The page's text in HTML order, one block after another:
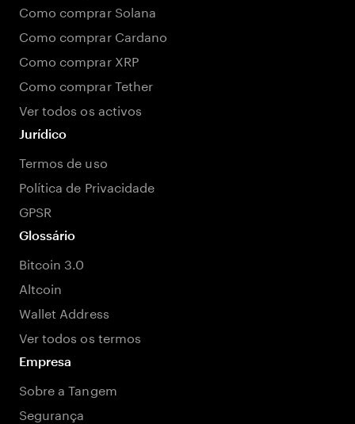
Como comprar Solana
Como comprar Cardano
Como comprar XRP
Como comprar Tether
Ver todos os activos
Jurídico
Termos de uso
Política de Privacidade
GPSR
Glossário
Bitcoin 3.0
Altcoin
Wallet Address
Ver todos os termos
Empresa
Sobre a Tangem
Segurança